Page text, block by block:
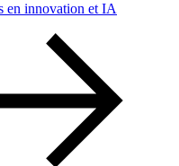
en innovation et IA